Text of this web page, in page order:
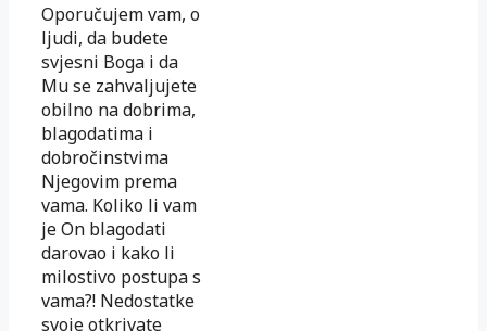
Oporučujem vam, o
ljudi, da budete
svjesni Boga i da
Mu se zahvaljujete
obilno na dobrima,
blagodatima i
dobročinstvima
Njegovim prema
vama. Koliko li vam
je On blagodati
darovao i kako li
milostivo postupa s
vama?! Nedostatke
svoje otkrivate